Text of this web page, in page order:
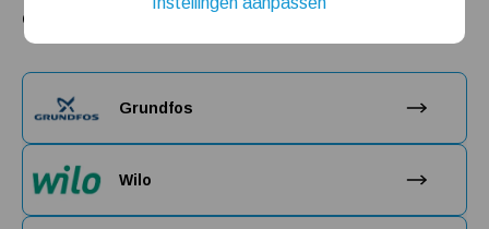
Installatie van een beregenings- / hydrofoorpomp
Kelder / kruipruimte ondergelopen, wat nu?
circulatiepomp:
Grundfos
Wilo